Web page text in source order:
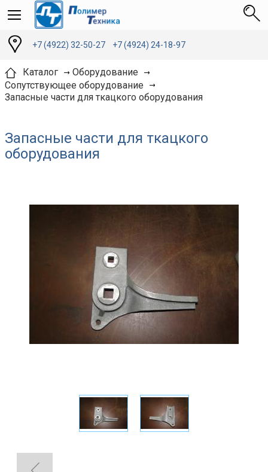
+7 (4922) 32-50-27 +7 (4924) 24-18-97
Каталог
Оборудование
Сопутствующее оборудование
Запасные части для ткацкого оборудования
Запасные части для ткацкого
оборудования